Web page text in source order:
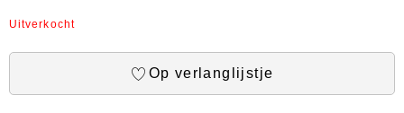
Uitverkocht
Op verlanglijstje